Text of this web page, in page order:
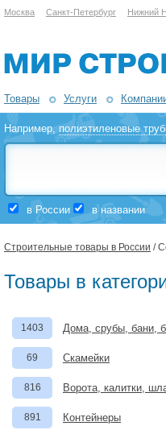
Москва Санкт-Петербург Нижний
Товары Услуги
Например,полиэтиленовые
в России в названии
Строительные товары в России /
Товары в
1403 Дома, срубы, бани,
69 Скамейки
816 Ворота, калитки,
891 Контейнеры